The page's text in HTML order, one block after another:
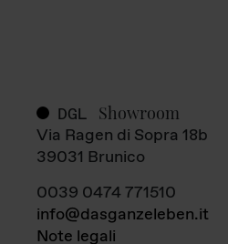
DGL Showroom
Via Ragen di Sopra 18b
39031 Brunico
0039 0474 771510
info@dasganzeleben.it
Note legali